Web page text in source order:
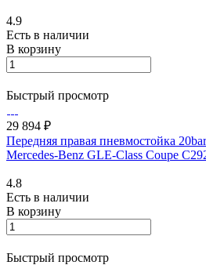
4.9
Есть в наличии
В корзину
Быстрый просмотр
29 894 ₽
Передняя правая пневмостойка
Mercedes-Benz GLE-Class Coupe
4.8
Есть в наличии
В корзину
Быстрый просмотр